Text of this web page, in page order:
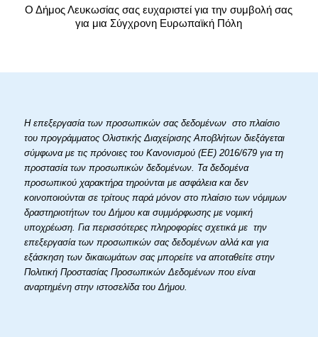
Ο Δήμος Λευκωσίας σας ευχαριστεί για την συμβολή σας
για μια Σύγχρονη Ευρωπαϊκή Πόλη
Η επεξεργασία των προσωπικών σας δεδομένων στο πλαίσιο
του προγράμματος Ολιστικής Διαχείρισης Αποβλήτων διεξάγεται
σύμφωνα με τις πρόνοιες του Κανονισμού (ΕΕ) 2016/679 για τη
προστασία των προσωπικών δεδομένων. Τα δεδομένα
προσωπικού χαρακτήρα τηρούνται με ασφάλεια και δεν
κοινοποιούνται σε τρίτους παρά μόνον στο πλαίσιο των νόμιμων
δραστηριοτήτων του Δήμου και συμμόρφωσης με νομική
υποχρέωση. Για περισσότερες πληροφορίες σχετικά με την
επεξεργασία των προσωπικών σας δεδομένων αλλά και για
εξάσκηση των δικαιωμάτων σας μπορείτε να αποταθείτε στην
Πολιτική Προστασίας Προσωπικών Δεδομένων που είναι
αναρτημένη στην ιστοσελίδα του Δήμου.